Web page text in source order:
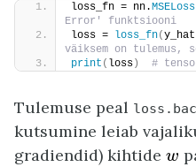
loss_fn = nn.MSELoss
Error' funktsiooni
loss =
loss_fn(
väiksem on tulemus,
print ( loss ) #
Tulemuse peal
kutsumine leiab
gradiendid) kihtide w
w